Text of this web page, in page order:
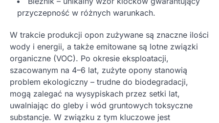
przyczepność w różnych warunkach.
W trakcie produkcji opon zużywane są znaczne ilości
wody i energii, a także emitowane są lotne związki
organiczne (VOC). Po okresie eksploatacji,
szacowanym na 4–6 lat, zużyte opony stanowią
problem ekologiczny – trudne do biodegradacji,
mogą zalegać na wysypiskach przez setki lat,
uwalniając do gleby i wód gruntowych toksyczne
substancje. W związku z tym kluczowe jest